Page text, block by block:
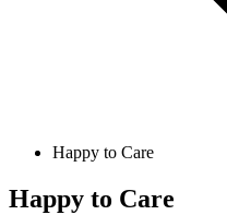
Happy to Care
Happy to Care